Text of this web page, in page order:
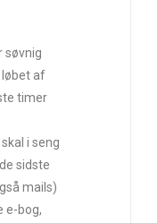
søvnig
løbet af
timer
i seng
sidste
mails)
e-bog,